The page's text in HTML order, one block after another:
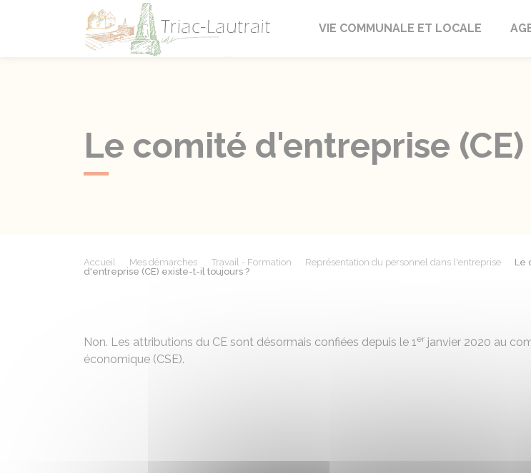
Triac-Lautrait
VIE COMMUNALE ET LOCALE
Le comité d'entreprise
Accueil Mes démarches Travail - Formation Représentation du personnel dans l'entreprise
Le
d'entreprise (CE) existe-t-il toujours ?
Non. Les attributions du CE sont désormais confiées depuis le 1er janvier 2020 au
économique (CSE).